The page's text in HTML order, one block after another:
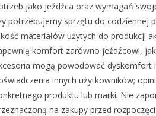
jako jeźdźca oraz wymagań
potrzebujemy sprzętu do codziennej
materiałów użytych do produkcji
komfort zarówno jeźdźcowi,
mogą powodować dyskomfort
innych użytkowników;
produktu lub marki. Nie
na zakupy przed